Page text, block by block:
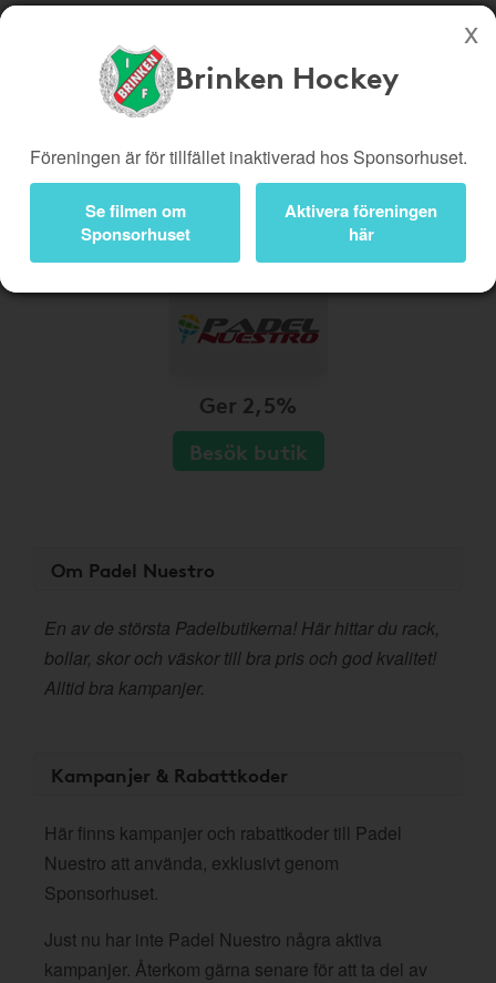
Köp genom denna sida stöttar Brinken Hockey
Presentkort
Kampanjer
Bli medlem
Logga in
Brinken Hockey
Föreningen är för tillfället inaktiverad hos Sponsorhuset.
Se filmen om
Sponsorhuset
Aktivera föreningen
här
Ger 2,5%
Besök butik
Om Padel Nuestro
En av de största Padelbutikerna! Här hittar du rack,
bollar, skor och väskor till bra pris och god kvalitet!
Alltid bra kampanjer.
Kampanjer & Rabattkoder
Här finns kampanjer och rabattkoder till Padel
Nuestro att använda, exklusivt genom
Sponsorhuset.
Just nu har inte Padel Nuestro några aktiva
kampanjer. Återkom gärna senare för att ta del av